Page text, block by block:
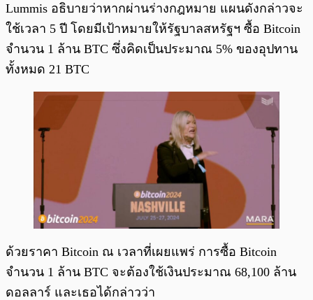
Lummis อธิบายว่าหากผ่านร่างกฎหมาย แผนดังกล่าวจะ
ใช้เวลา 5 ปี โดยมีเป้าหมายให้รัฐบาลสหรัฐฯ ซื้อ Bitcoin
จำนวน 1 ล้าน BTC ซึ่งคิดเป็นประมาณ 5% ของอุปทาน
ทั้งหมด 21 BTC
ด้วยราคา Bitcoin ณ เวลาที่เผยแพร่ การซื้อ Bitcoin
จำนวน 1 ล้าน​ BTC จะต้องใช้เงินประมาณ 68,100 ล้าน
ดอลลาร์ และเธอได้กล่าวว่า